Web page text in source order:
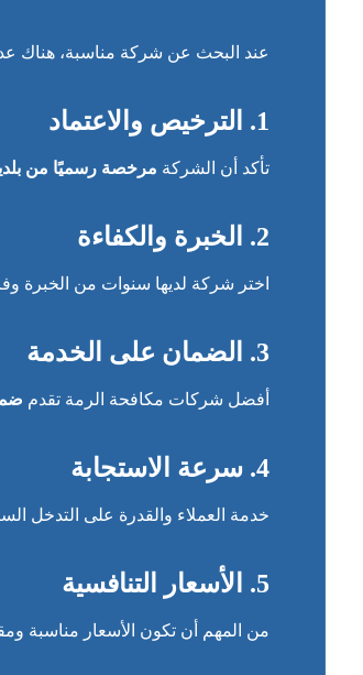
عند البحث عن شركة مناسبة، هناك
1. الترخيص والاعتماد
تأكد أن الشركة مرخصة رسميًا من
2. الخبرة والكفاءة
اختر شركة لديها سنوات من الخبرة
3. الضمان على الخدمة
أفضل شركات مكافحة الرمة تقدم
4. سرعة الاستجابة
خدمة العملاء والقدرة على التدخل
5. الأسعار التنافسية
من المهم أن تكون الأسعار مناسبة